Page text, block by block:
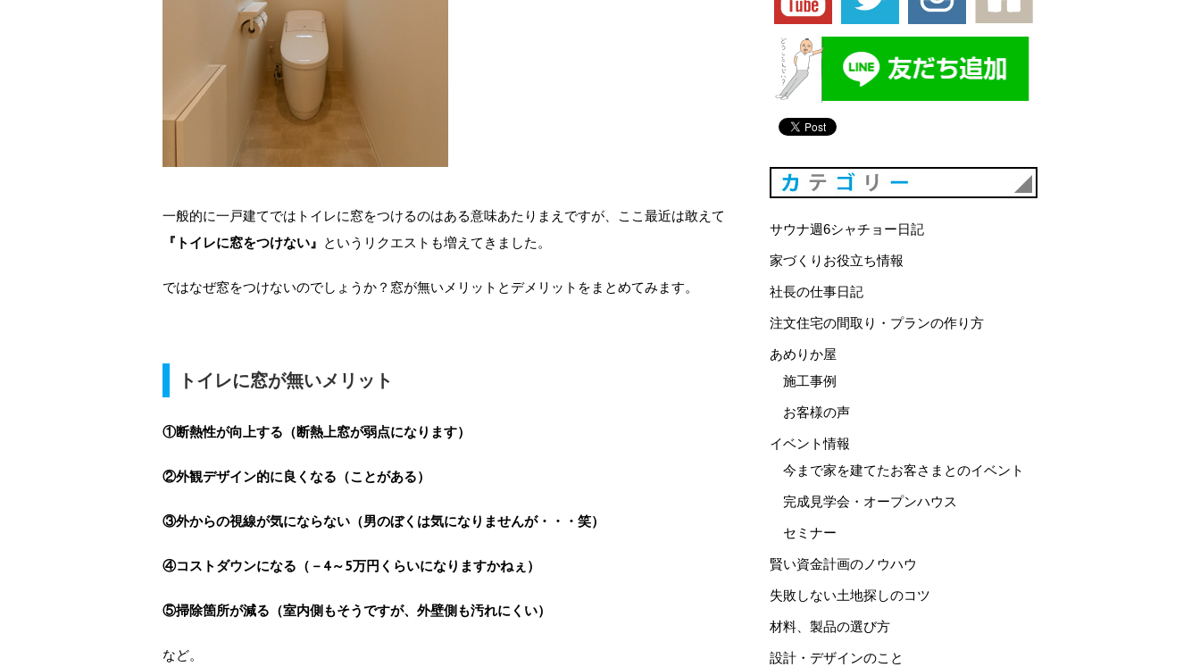
一般的に一戸建てではトイレに窓をつけるのはある意味あたりまえですが、ここ最近は敢えて
『トイレに窓をつけない』 というリクエストも増えてきました。
ではなぜ窓をつけないのでしょうか？窓が無いメリットとデメリットをまとめてみます。
トイレに窓が無いメリット
①断熱性が向上する（断熱上窓が弱点になります）
②外観デザイン的に良くなる（ことがある）
③外からの視線が気にならない（男のぼくは気になりませんが・・・笑）
④コストダウンになる（－4～5万円くらいになりますかねぇ）
⑤掃除箇所が減る（室内側もそうですが、外壁側も汚れにくい）
など。
サウナ週6シャチョー日記
家づくりお役立ち情報
社長の仕事日記
注文住宅の間取り・プランの作り方
あめりか屋
施工事例
お客様の声
イベント情報
今まで家を建てたお客さまとのイベント
完成見学会・オープンハウス
セミナー
賢い資金計画のノウハウ
失敗しない土地探しのコツ
材料、製品の選び方
設計・デザインのこと